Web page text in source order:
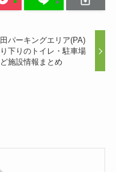
パーキングエリア(PA)
り下りのトイレ・駐車場
施設情報まとめ